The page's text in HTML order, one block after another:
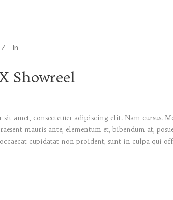
In
Showreel
amet, consectetuer adipiscing elit. Nam cursus.
mauris ante, elementum et, bibendum at,
cupidatat non proident, sunt in culpa qui